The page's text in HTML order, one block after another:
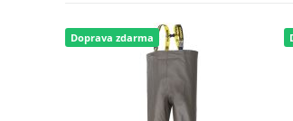
Doprava zdarma